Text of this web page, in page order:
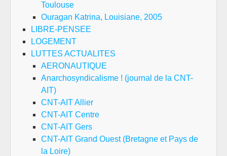
Toulouse
Ouragan Katrina, Louisiane, 2005
LIBRE-PENSEE
LOGEMENT
LUTTES ACTUALITES
AERONAUTIQUE
Anarchosyndicalisme ! (journal de la CNT-
AIT)
CNT-AIT Allier
CNT-AIT Centre
CNT-AIT Gers
CNT-AIT Grand Ouest (Bretagne et Pays de
la Loire)